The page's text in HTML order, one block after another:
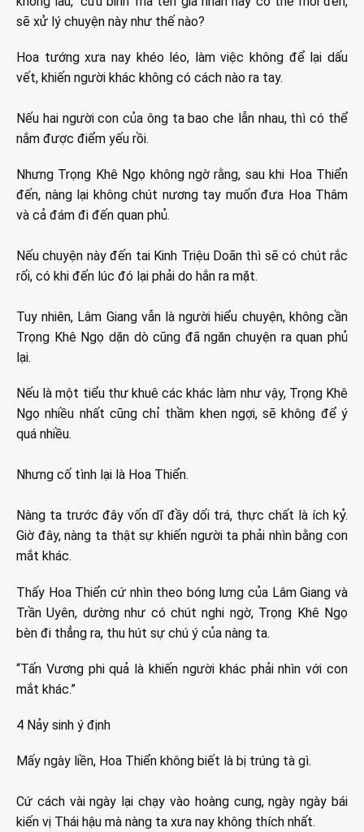
sẽ xử lý chuyện này như thế nào?
Hoa tướng xưa nay khéo léo, làm việc không để lại dấu
vết, khiến người khác không có cách nào ra tay.
Nếu hai người con của ông ta bao che lẫn nhau, thì có thể
nắm được điểm yếu rồi.
Nhưng Trọng Khê Ngọ không ngờ rằng, sau khi Hoa Thiển
đến, nàng lại không chút nương tay muốn đưa Hoa Thâm
và cả đám đi đến quan phủ.
Nếu chuyện này đến tai Kinh Triệu Doãn thì sẽ có chút rắc
rối, có khi đến lúc đó lại phải do hắn ra mặt.
Tuy nhiên, Lâm Giang vẫn là người hiểu chuyện, không cần
Trọng Khê Ngọ dặn dò cũng đã ngăn chuyện ra quan phủ
lại.
Nếu là một tiểu thư khuê các khác làm như vậy, Trọng Khê
Ngọ nhiều nhất cũng chỉ thầm khen ngợi, sẽ không để ý
quá nhiều.
Nhưng cố tình lại là Hoa Thiển.
Nàng ta trước đây vốn dĩ đầy dối trá, thực chất là ích kỷ.
Giờ đây, nàng ta thật sự khiến người ta phải nhìn bằng con
mắt khác.
Thấy Hoa Thiển cứ nhìn theo bóng lưng của Lâm Giang và
Trần Uyên, dường như có chút nghi ngờ, Trọng Khê Ngọ
bèn đi thẳng ra, thu hút sự chú ý của nàng ta.
“Tấn Vương phi quả là khiến người khác phải nhìn với con
mắt khác.”
4 Nảy sinh ý định
Mấy ngày liền, Hoa Thiển không biết là bị trúng tà gì.
Cứ cách vài ngày lại chạy vào hoàng cung, ngày ngày bái
kiến vị Thái hậu mà nàng ta xưa nay không thích nhất.